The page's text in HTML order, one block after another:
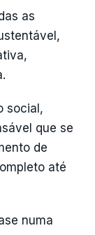
as
social,
que se
de
até
numa